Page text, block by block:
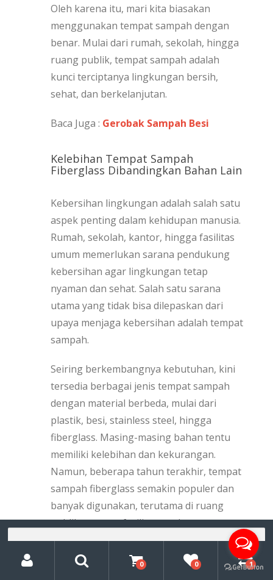
Oleh karena itu, mari kita biasakan
menggunakan tempat sampah dengan
benar. Mulai dari rumah, sekolah, hingga
ruang publik, tempat sampah adalah
kunci terciptanya lingkungan bersih,
sehat, dan berkelanjutan.
Baca Juga : Gerobak Sampah Besi
Kelebihan Tempat Sampah
Fiberglass Dibandingkan Bahan Lain
Kebersihan lingkungan adalah salah satu
aspek penting dalam kehidupan manusia.
Rumah, sekolah, kantor, hingga fasilitas
umum memerlukan sarana pendukung
kebersihan agar lingkungan tetap
nyaman dan sehat. Salah satu sarana
utama yang tidak bisa dilepaskan dari
upaya menjaga kebersihan adalah tempat
sampah.
Seiring berkembangnya kebutuhan, kini
tersedia berbagai jenis tempat sampah
dengan material berbeda, mulai dari
plastik, besi, stainless steel, hingga
fiberglass. Masing-masing bahan tentu
memiliki kelebihan dan kekurangan.
Namun, beberapa tahun terakhir, tempat
sampah fiberglass semakin populer dan
banyak digunakan, terutama di ruang
publik maupun fasilitas modern.
Mengapa demikian? Artikel ini akan
membahas secara mendalam mengenai
Account
Pencarian
untuk:
0 0 1